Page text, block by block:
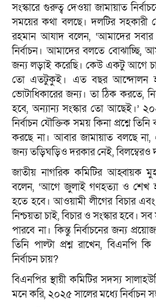
সংস্কারে গুরুত্ব দেওয়া জামায়াত
সময়ের কথা বলছে। দলটির সহকারী
রহমান আযাদ বলেন, ‘আমাদের সবার
নির্বাচন। আমাদের বলতে বোঝাচ্ছি,
জন্য লড়াই করেছি। কেউ একটু আগে
তো এতটুকুই। এত বছর আন্দোলন
ভোটাধিকারের জন্য। তা ঠিক করতে,
হবে, অন্যান্য সংস্কার তো আছেই।’
নির্বাচন যৌক্তিক সময় কিনা প্রশ্নে
করছে না। আবার জামায়াত বলছে না,
জন্য তড়িঘড়িও দরকার নেই, বিলম্বেরও
জাতীয় নাগরিক কমিটির আহ্বায়ক
বলেন, ‘আগে জুলাই গণহত্যা ও শেখ
হতে হবে। আওয়ামী লীগের বিচার
নিশ্চয়তা চাই, বিচার ও সংস্কার হবে।
পারবে না। কিন্তু নির্বাচনের জন্য
তিনি পাল্টা প্রশ্ন রাখেন, বিএনপি
নির্বাচন চায়?
বিএনপির স্থায়ী কমিটির সদস্য
মনে করি, ২০২৫ সালের মধ্যে নির্বাচন